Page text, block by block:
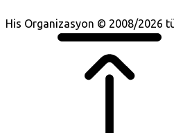
His Organizasyon © 2008/2026